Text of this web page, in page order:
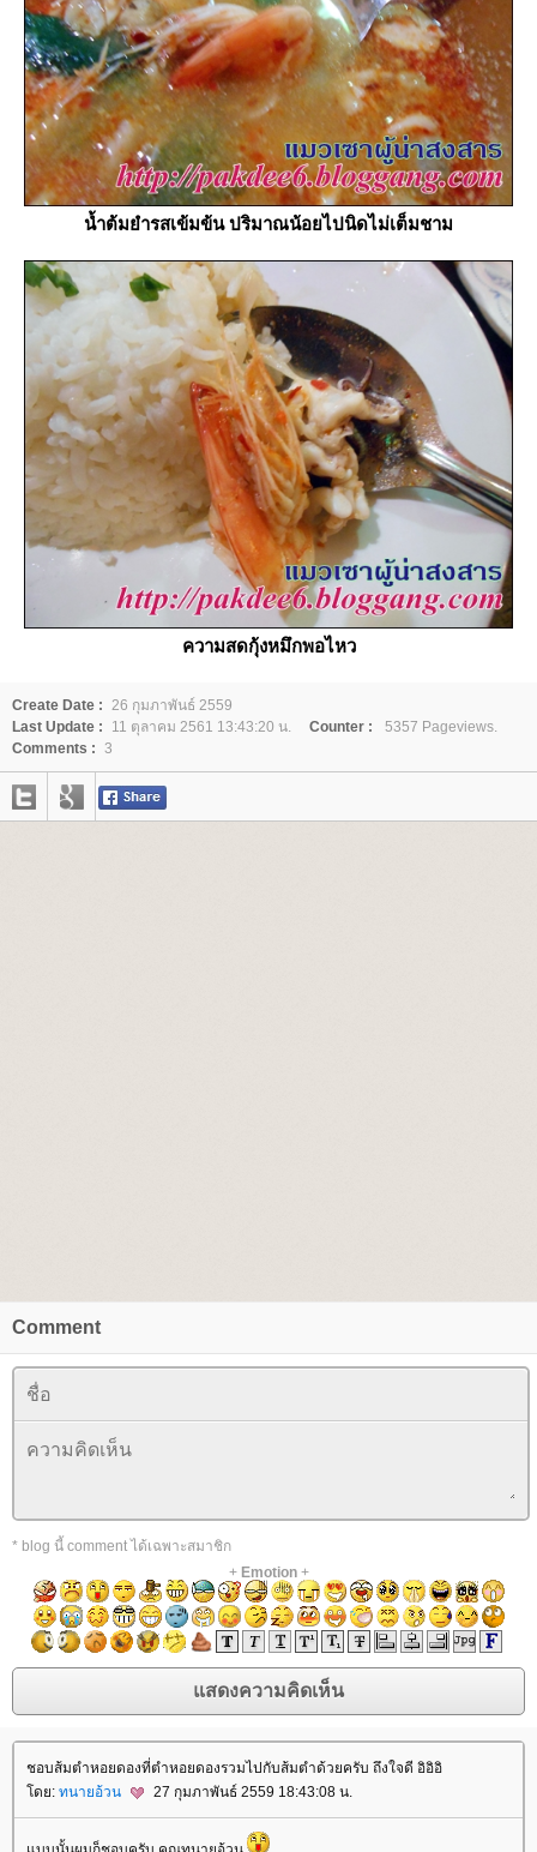
น้ำต้มยำรสเข้มข้น ปริมาณน้อยไปนิดไม่เต็มชาม
ความสดกุ้งหมึกพอไหว
Create Date :
26 กุมภาพันธ์ 2559
Last Update :
11 ตุลาคม 2561 13:43:20 น. Counter :
5357 Pageviews.
Comments : 3
Comment
* blog นี้ comment ได้เฉพาะสมาชิก
+ Emotion+
ชอบส้มตำหอยดองที่ตำหอยดองรวมไปกับส้มตำด้วยครับ ถึงใจดี อิอิอิ
ดย: ทนายอ้วน 27 กุมภาพันธ์ 2559 18:43:08 น.